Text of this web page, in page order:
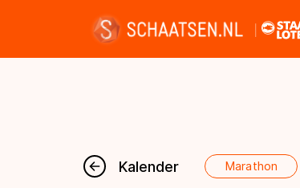
Nieuws
Kalender Marathon